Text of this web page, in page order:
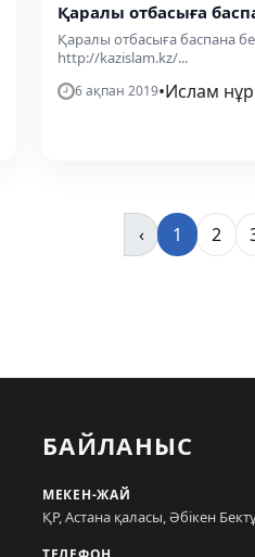
Қаралы отбасыға
Қаралы отбасыға баспана
http://kazislam.kz/...
6 ақпан 2019•Ислам
‹ 1 2
БАЙЛАНЫС
МЕКЕН-ЖАЙ
ҚР, Астана қаласы, Әбікен